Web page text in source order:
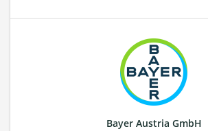
Bayer Austria GmbH